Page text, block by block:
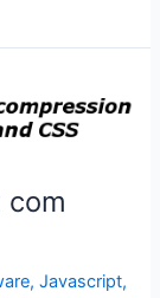
com
,Javascript,